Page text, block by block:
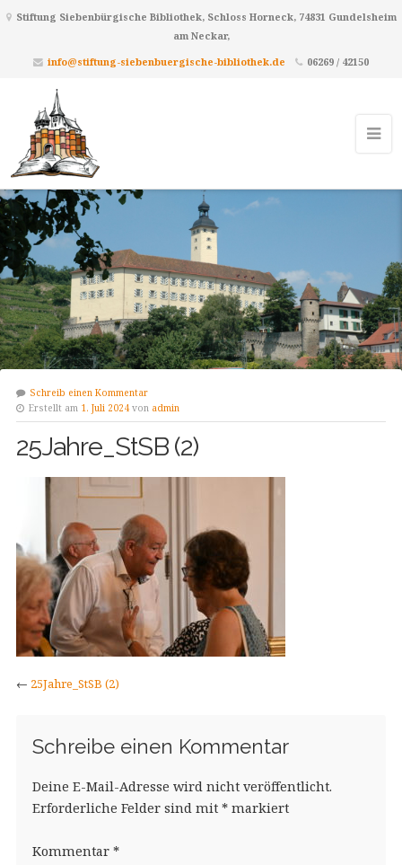
Stiftung Siebenbürgische Bibliothek, Schloss Horneck, 74831 Gundelsheim
am Neckar,
info@stiftung-siebenbuergische-bibliothek.de
06269 / 42150
Schreib einen Kommentar
Erstellt am 1. Juli 2024 von admin
25Jahre_StSB (2)
← 25Jahre_StSB (2)
Schreibe einen Kommentar
Deine E-Mail-Adresse wird nicht veröffentlicht.
Erforderliche Felder sind mit *markiert
Kommentar *